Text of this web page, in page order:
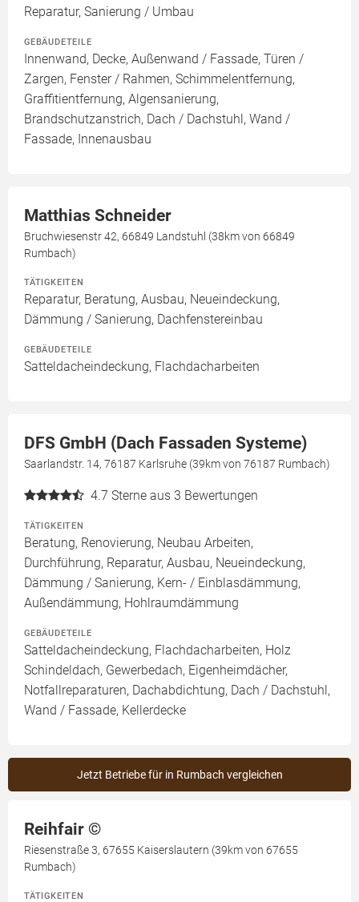
Reparatur, Sanierung / Umbau
GEBÄUDETEILE
Innenwand, Decke, Außenwand / Fassade, Türen /
Zargen, Fenster / Rahmen, Schimmelentfernung,
Graffitientfernung, Algensanierung,
Brandschutzanstrich, Dach / Dachstuhl, Wand /
Fassade, Innenausbau
Matthias Schneider
Bruchwiesenstr 42, 66849 Landstuhl (38km von 66849
Rumbach)
TÄTIGKEITEN
Reparatur, Beratung, Ausbau, Neueindeckung,
Dämmung / Sanierung, Dachfenstereinbau
GEBÄUDETEILE
Satteldacheindeckung, Flachdacharbeiten
DFS GmbH (Dach Fassaden Systeme)
Saarlandstr. 14, 76187 Karlsruhe (39km von 76187 Rumbach)
4.7 Sterne aus 3 Bewertungen
TÄTIGKEITEN
Beratung, Renovierung, Neubau Arbeiten,
Durchführung, Reparatur, Ausbau, Neueindeckung,
Dämmung / Sanierung, Kern- / Einblasdämmung,
Außendämmung, Hohlraumdämmung
GEBÄUDETEILE
Satteldacheindeckung, Flachdacharbeiten, Holz
Schindeldach, Gewerbedach, Eigenheimdächer,
Notfallreparaturen, Dachabdichtung, Dach / Dachstuhl,
Wand / Fassade, Kellerdecke
Jetzt Betriebe für in Rumbach vergleichen
Reihfair ©️
Riesenstraße 3, 67655 Kaiserslautern (39km von 67655
Rumbach)
TÄTIGKEITEN